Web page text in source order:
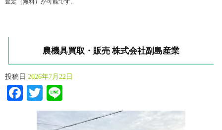
査定（無料）が可能です。
農機具買取・販売 株式会社副島産業
投稿日 2026年7月22日
Facebook
Twitter